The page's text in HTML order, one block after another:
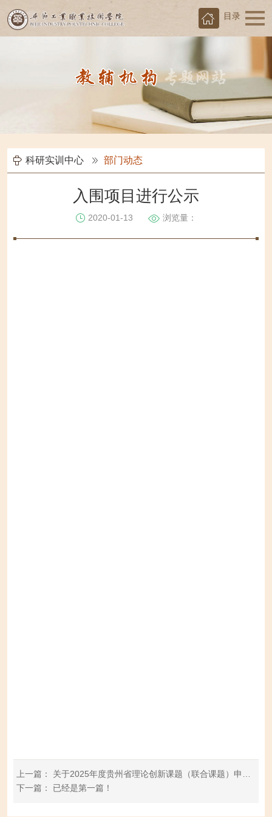
目录
科研实训中心 部门动态
入围项目进行公示
2020-01-13 浏览量：
上一篇： 关于2025年度贵州省理论创新课题（联合课题）申报的公示
下一篇： 已经是第一篇！